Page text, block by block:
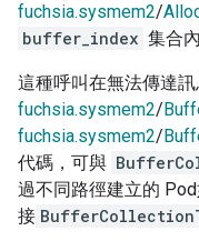
fuchsia.sysmem2/
buffer_index 集合內
這種呼叫在無法傳達
fuchsia.sysmem2/
fuchsia.sysmem2/
代碼，可與
過不同路徑建立的
接